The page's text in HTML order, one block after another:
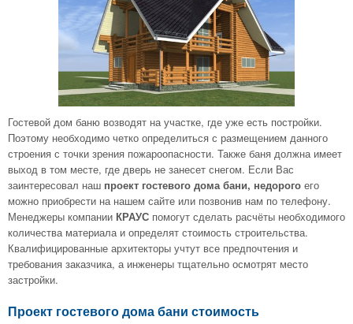
Гостевой дом баню возводят на участке, где уже есть постройки.
Поэтому необходимо четко определиться с размещением данного
строения с точки зрения пожароопасности. Также баня должна имеет
выход в том месте, где дверь не занесет снегом. Если Вас
заинтересовал наш проект гостевого дома бани, недорого его
можно приобрести на нашем сайте или позвонив нам по телефону.
Менеджеры компании КРАУС помогут сделать расчёты необходимого
количества материала и определят стоимость строительства.
Квалифицированные архитекторы учтут все предпочтения и
требования заказчика, а инженеры тщательно осмотрят место
застройки.
Проект гостевого дома бани стоимость